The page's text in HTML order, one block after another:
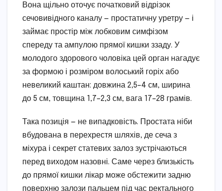
Вона щільно оточує початковий відрізок
сечовивідного каналу — простатичну уретру — і
займає простір між лобковим симфізом
спереду та ампулою прямої кишки ззаду. У
молодого здорового чоловіка цей орган нагадує
за формою і розміром волоський горіх або
невеликий каштан: довжина 2,5–4 см, ширина
до 5 см, товщина 1,7–2,3 см, вага 17–28 грамів.
Така позиція — не випадковість. Простата ніби
вбудована в перехрестя шляхів, де сеча з
міхура і секрет статевих залоз зустрічаються
перед виходом назовні. Саме через близькість
до прямої кишки лікар може обстежити задню
поверхню залози пальцем під час ректального